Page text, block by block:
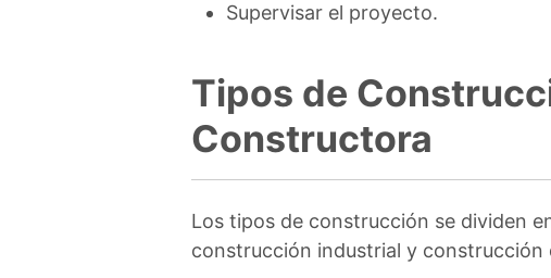
Supervisar el proyecto.
Tipos de
Constructora
Los tipos de construcción se dividen
construcción industrial y construcción